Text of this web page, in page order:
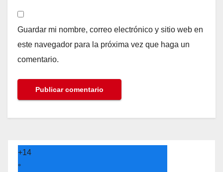
Guardar mi nombre, correo electrónico y sitio web en
este navegador para la próxima vez que haga un
comentario.
+14
°